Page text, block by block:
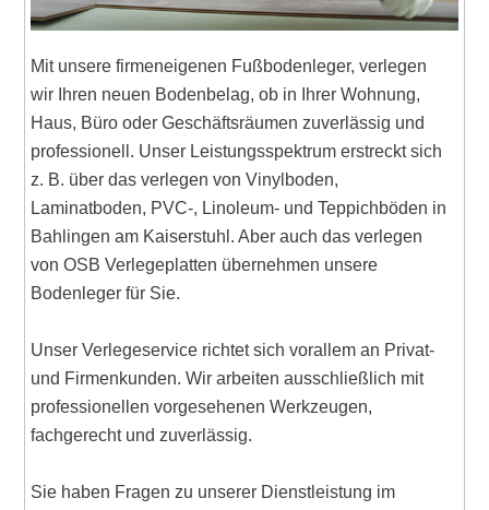
Mit unsere firmeneigenen Fußbodenleger, verlegen
wir Ihren neuen Bodenbelag, ob in Ihrer Wohnung,
Haus, Büro oder Geschäftsräumen zuverlässig und
professionell. Unser Leistungsspektrum erstreckt sich
z. B. über das verlegen von Vinylboden,
Laminatboden, PVC-, Linoleum- und Teppichböden in
Bahlingen am Kaiserstuhl. Aber auch das verlegen
von OSB Verlegeplatten übernehmen unsere
Bodenleger für Sie.
Unser Verlegeservice richtet sich vorallem an Privat-
und Firmenkunden. Wir arbeiten ausschließlich mit
professionellen vorgesehenen Werkzeugen,
fachgerecht und zuverlässig.
Sie haben Fragen zu unserer Dienstleistung im